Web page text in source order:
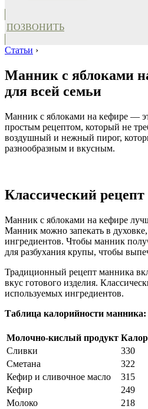
ПОЗВОНИТЬ
Статьи ›
Манник с яблоками
для всей семьи
Манник с яблоками на кефире —
простым рецептом, который не
воздушный и нежный пирог,
разнообразным и вкусным.
Классический рецепт
Манник с яблоками на кефире
Манник можно запекать в
ингредиентов. Чтобы манник
для разбухания крупы, чтобы
Традиционный рецепт манника
вкус готового изделия.
используемых ингредиентов.
Таблица калорийности манника:
Молочно-кислый продукт
Сливки
330
Сметана
322
Кефир и сливочное масло
315
Кефир
249
Молоко
218